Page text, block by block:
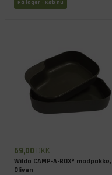
På lager - Køb nu
69,00 DKK
Wildo CAMP-A-BOX® madpakke,
Oliven